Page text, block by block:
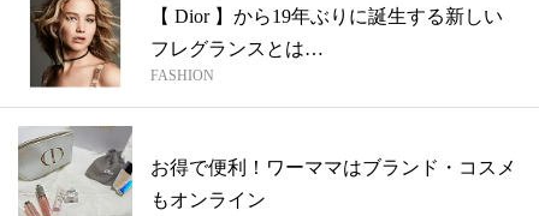
【 Dior 】から19年ぶりに誕生する新しい
フレグランスとは…
FASHION
お得で便利！ワーママはブランド・コスメ
もオンライン